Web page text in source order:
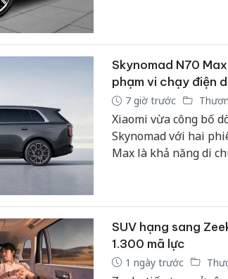
Skynomad N70
phạm vi chạy điện
7 giờ trước
Xiaomi vừa công bố
Skynomad với hai
Max là khả năng di
SUV hạng sang
1.300 mã lực
1 ngày trước